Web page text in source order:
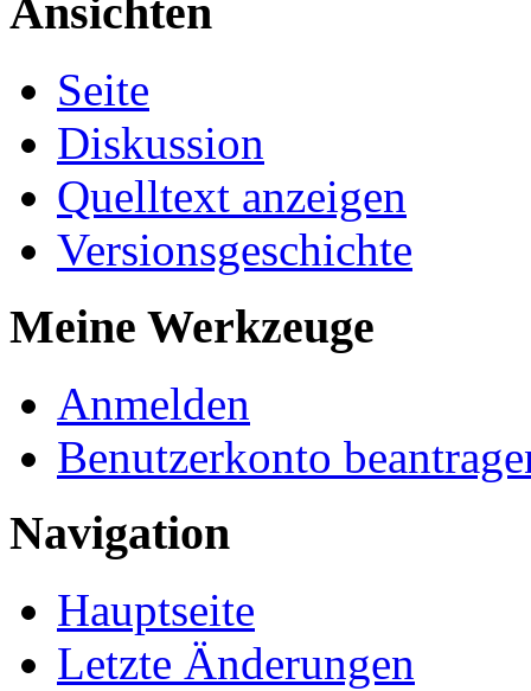
Ansichten
Seite
Diskussion
Quelltext anzeigen
Versionsgeschichte
Meine Werkzeuge
Anmelden
Benutzerkonto
Navigation
Hauptseite
Letzte Änderungen